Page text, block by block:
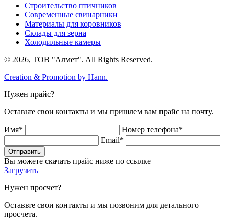
Строительство птичников
Современные свинарники
Материалы для коровников
Склады для зерна
Холодильные камеры
© 2026, ТОВ "Алмет". All Rights Reserved.
Creation & Promotion by Hann.
Нужен прайс?
Оставьте свои контакты и мы пришлем вам прайс на почту.
Имя*
Номер телефона*
Email*
Отправить
Вы можете скачать прайс ниже по ссылке
Загрузить
Нужен просчет?
Оставьте свои контакты и мы позвоним для детального
просчета.